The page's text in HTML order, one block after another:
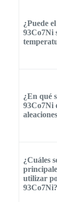
¿Puede
93Co7Ni
¿En qué
93Co7Ni
¿Cuáles
utilizar
93Co7Ni?